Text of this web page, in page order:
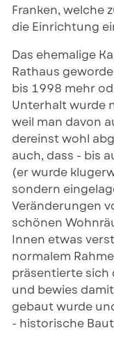
Franken, welche
die Einrichtung
Das ehemalige
Rathaus
bis 1998 mehr
Unterhalt wurde
weil man davon
dereinst wohl
auch, dass - bis
(er wurde
sondern
Veränderungen
schönen
Innen etwas
normalem
präsentierte sich
und bewies
gebaut wurde
- historische